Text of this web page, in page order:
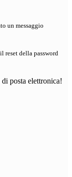
un messaggio
reset della password
posta elettronica!